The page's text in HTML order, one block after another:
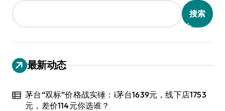
搜索
最新动态
茅台“双标”价格战实锤：i茅台1639元，线下店1753
元，差价114元你选谁？